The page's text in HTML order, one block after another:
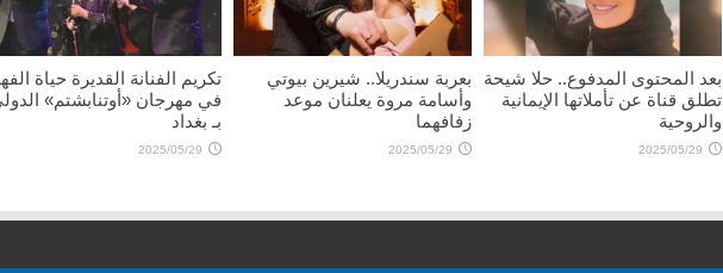
بعد المحتوى المدفوع.. حلا شيحة
تطلق قناة عن تأملاتها الإيمانية
والروحية
2025/05/29
بعربة سندريلا.. شيرين بيوتي
وأسامة مروة يعلنان موعد
زفافهما
2025/05/29
تكريم الفنانة القديرة حياة
في مهرجان «أوتنابشتم»
بـ بغداد
2025/05/29